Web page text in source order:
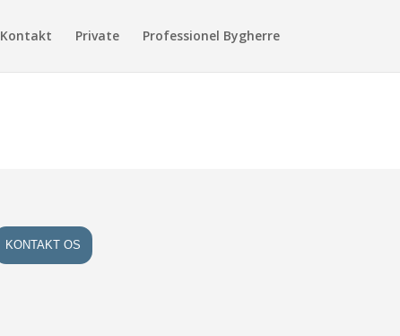
Kontakt Private Professionel Bygherre
KONTAKT OS